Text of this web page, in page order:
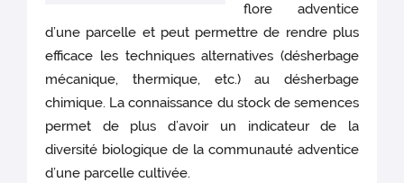
flore adventice
d’une parcelle et peut permettre de rendre plus
efficace les techniques alternatives (désherbage
mécanique, thermique, etc.) au désherbage
chimique. La connaissance du stock de semences
permet de plus d’avoir un indicateur de la
diversité biologique de la communauté adventice
d’une parcelle cultivée.